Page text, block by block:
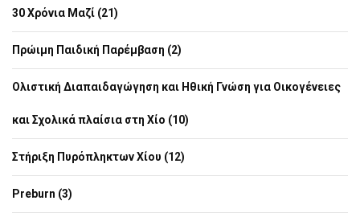
30 Χρόνια Μαζί (21)
Πρώιμη Παιδική Παρέμβαση (2)
Ολιστική Διαπαιδαγώγηση και Ηθική Γνώση για Οικογένειες
και Σχολικά πλαίσια στη Χίο (10)
Στήριξη Πυρόπληκτων Χίου (12)
Preburn (3)